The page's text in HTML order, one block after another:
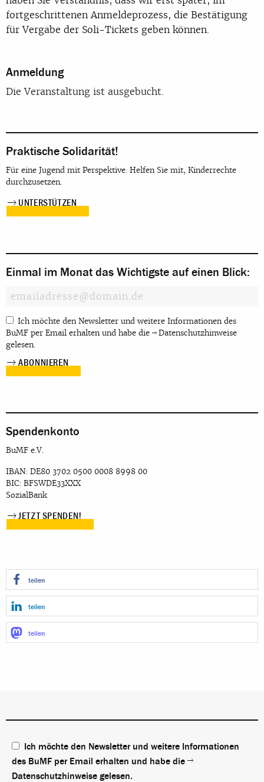
fortgeschrittenen Anmeldeprozess, die Bestätigung
für Vergabe der Soli-Tickets geben können.
Anmeldung
Die Veranstaltung ist ausgebucht.
Praktische Solidarität!
Für eine Jugend mit Perspektive. Helfen Sie mit, Kinderrechte
durchzusetzen.
UNTERSTÜTZEN
Einmal im Monat das Wichtigste auf einen Blick:
Ich möchte den Newsletter und weitere Informationen des
BuMF per Email erhalten und habe die
Datenschutzhinweise
gelesen.
Spendenkonto
BuMF e.V.
IBAN: DE80 3702 0500 0008 8998 00
BIC: BFSWDE33XXX
SozialBank
JETZT SPENDEN!
teilen
teilen
teilen
Ich möchte den Newsletter und weitere Informationen
des BuMF per Email erhalten und habe die
Datenschutzhinweise gelesen.